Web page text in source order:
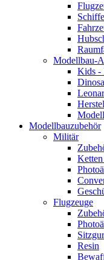
Schiffe
Modellbau-
Kids -
Modellbauzubehör
Militär
Flugzeuge
Resin